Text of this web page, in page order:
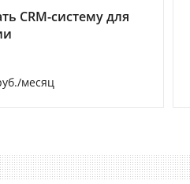
CRM-систему для
месяц